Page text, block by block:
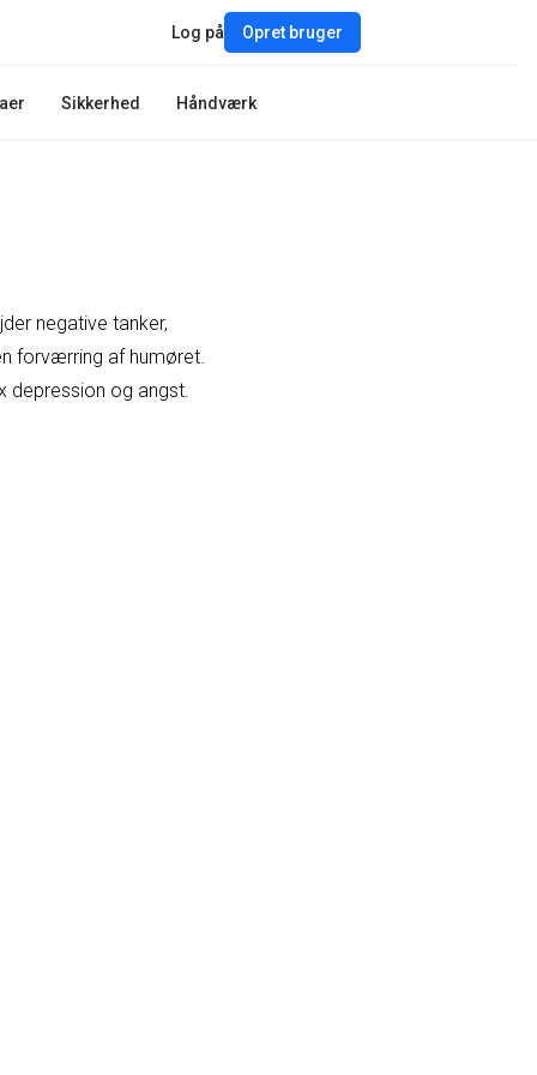
Sikkerhed Håndværk
Log på Opret bruger
negative tanker,
forværring af humøret.
depression og angst.